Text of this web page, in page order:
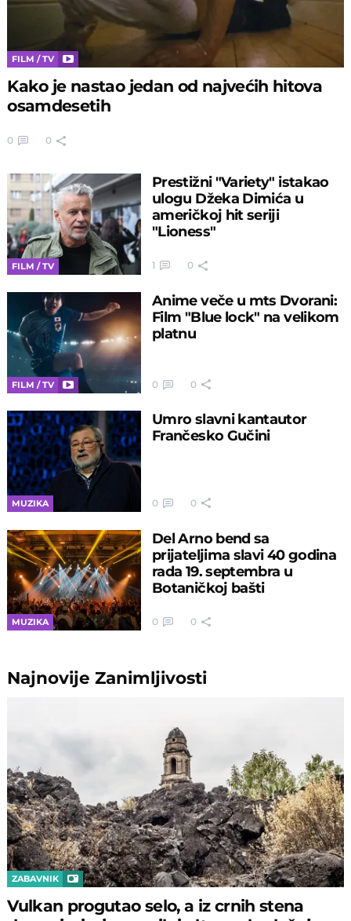
FILM / TV
Kako je nastao jedan od najvećih hitova
osamdesetih
0 0
FILM / TV
Prestižni "Variety" istakao
ulogu Džeka Dimića u
američkoj hit seriji
"Lioness"
1 0
FILM / TV
Anime veče u mts Dvorani:
Film "Blue lock" na velikom
platnu
0 0
MUZIKA
Umro slavni kantautor
Frančesko Gučini
0 0
MUZIKA
Del Arno bend sa
prijateljima slavi 40 godina
rada 19. septembra u
Botaničkoj bašti
0 0
NajnovijeZanimljivosti
ZABAVNIK
Vulkan progutao selo, a iz crnih stena